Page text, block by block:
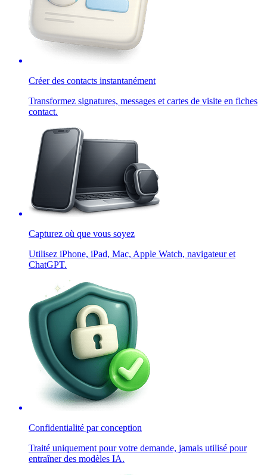
Créer des contacts instantanément
Transformez signatures, messages et cartes de visite en fiches
contact.
Capturez où que vous soyez
Utilisez iPhone, iPad, Mac, Apple Watch, navigateur et
ChatGPT.
Confidentialité par conception
Traité uniquement pour votre demande, jamais utilisé pour
entraîner des modèles IA.